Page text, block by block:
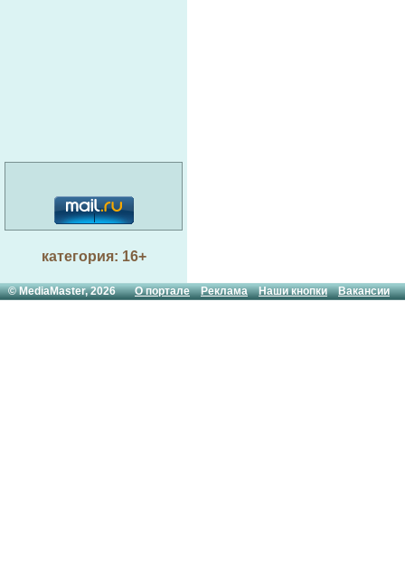
категория: 16+
© MediaMaster, 2026О портале Реклама Наши кнопки Вакансии